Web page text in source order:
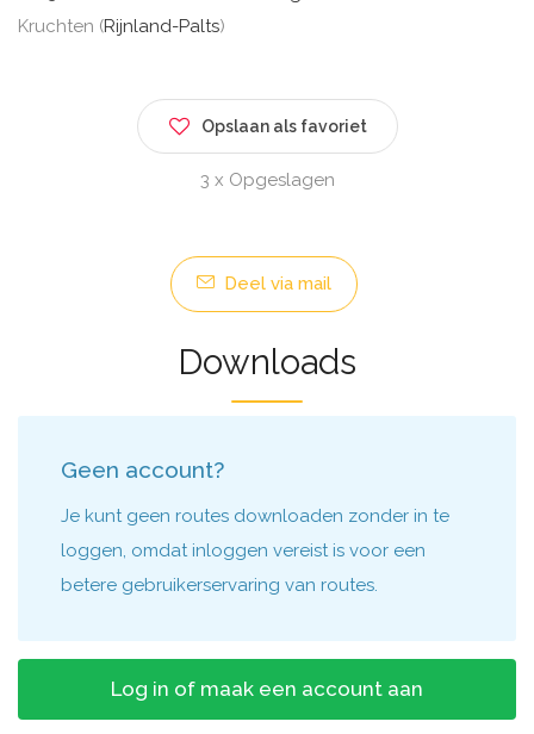
Kruchten (Rijnland-Palts)
Opslaan als favoriet
3 x Opgeslagen
Deel via mail
Downloads
Geen account?
Je kunt geen routes downloaden zonder in te
loggen, omdat inloggen vereist is voor een
betere gebruikerservaring van routes.
Log in of maak een account aan